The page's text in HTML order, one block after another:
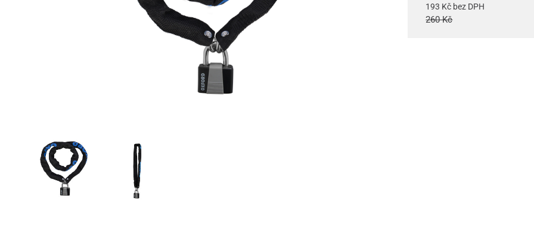
193 Kč bez DPH
260 Kč